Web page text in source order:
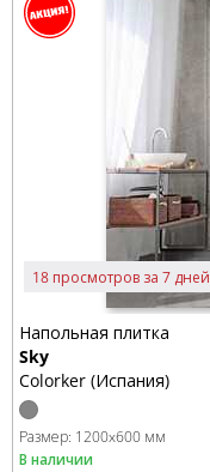
18 просмотров за 7 дней
Напольная плитка
Sky
Colorker (Испания)
Размер: 1200x600 мм
В наличии